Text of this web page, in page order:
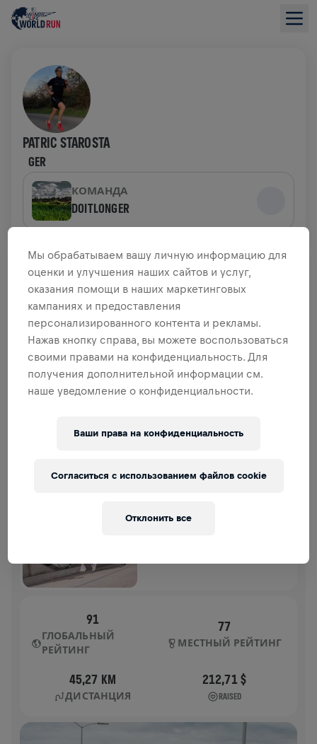
PATRIC STAROSTA
GER
КОМАНДА
DOITLONGER
ОБЗОР СБОРА СРЕДСТВ
0,00 $ СОБРАНО ИЗ ЦЕЛИ 0,00 $
СБОР СРЕДСТВ ПОЖЕРТВОВАТЬ
Внеси свой вклад в общее дело! 100%
пожертвований отправятся на исследования травм
спинного мозга.
APP RUN
91
ГЛОБАЛЬНЫЙ
РЕЙТИНГ
77
МЕСТНЫЙ РЕЙТИНГ
45,27 KM
ДИСТАНЦИЯ
212,71 $
RAISED
Мы обрабатываем вашу личную информацию для
оценки и улучшения наших сайтов и услуг,
оказания помощи в наших маркетинговых
кампаниях и предоставления
персонализированного контента и рекламы.
Нажав кнопку справа, вы можете воспользоваться
своими правами на конфиденциальность. Для
получения дополнительной информации см.
наше уведомление о конфиденциальности.
Ваши права на конфиденциальность
Отклонить все
Согласиться с использованием файлов cookie